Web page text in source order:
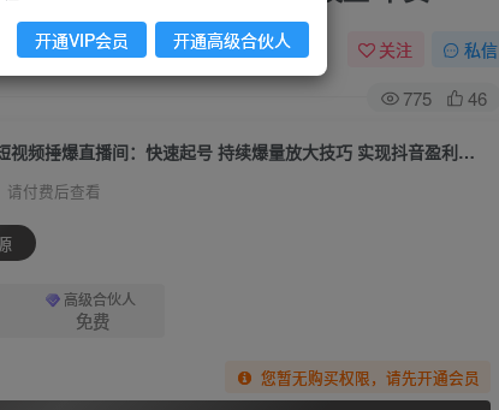
关注 私信
775 46
（6275期）2023短视频捶爆直播间：快速起号 持续爆量放大技巧 实现抖音盈利模型 干货
请付费后查看
高级合伙人
免费
您暂无购买权限，请先开通会员
开通VIP会员 开通高级合伙人